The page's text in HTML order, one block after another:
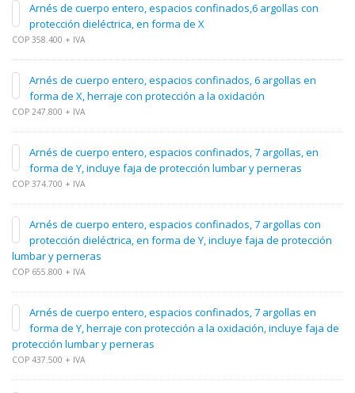
Arnés de cuerpo entero, espacios confinados,6 argollas con
protección dieléctrica, en forma de X
COP 358.400 + IVA
Arnés de cuerpo entero, espacios confinados, 6 argollas en
forma de X, herraje con protección a la oxidación
COP 247.800 + IVA
Arnés de cuerpo entero, espacios confinados, 7 argollas, en
forma de Y, incluye faja de protección lumbar y perneras
COP 374.700 + IVA
Arnés de cuerpo entero, espacios confinados, 7 argollas con
protección dieléctrica, en forma de Y, incluye faja de protección
lumbar y perneras
COP 655.800 + IVA
Arnés de cuerpo entero, espacios confinados, 7 argollas en
forma de Y, herraje con protección a la oxidación, incluye faja de
protección lumbar y perneras
COP 437.500 + IVA